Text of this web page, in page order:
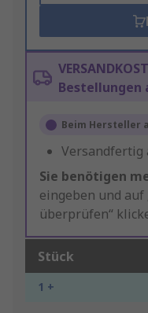
Bestellungen
Beim Hersteller
Versandfertig
Sie benötigen
eingeben und
überprüfen“
Stück
1 +